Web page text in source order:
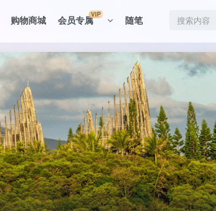
购物商城 会员专属VIP 随笔